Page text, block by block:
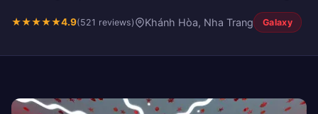
★★★★★4.9(521 reviews) Khánh Hòa, Nha Trang Galaxy